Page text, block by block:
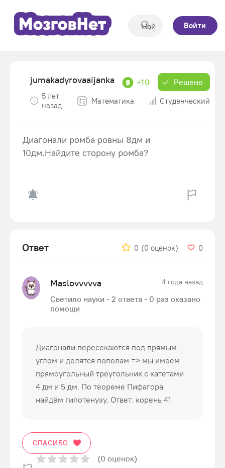
Войти
jumakadyrovaaijanka +10 Решено
5 лет
назад
Математика Студенческий
Диагонали ромба ровны 8дм и
10дм.Найдите сторону ромба?
Ответ 0 (0 оценок) 0
Maslovvvvva 4 года назад
Светило науки - 2 ответа - 0 раз оказано
помощи
Диагонали пересекаются под прямым
углом и делятся пополам => мы имеем
прямоугольный треугольник с катетами
4 дм и 5 дм. По теореме Пифагора
найдём гипотенузу. Ответ: корень 41
СПАСИБО
(0 оценок)